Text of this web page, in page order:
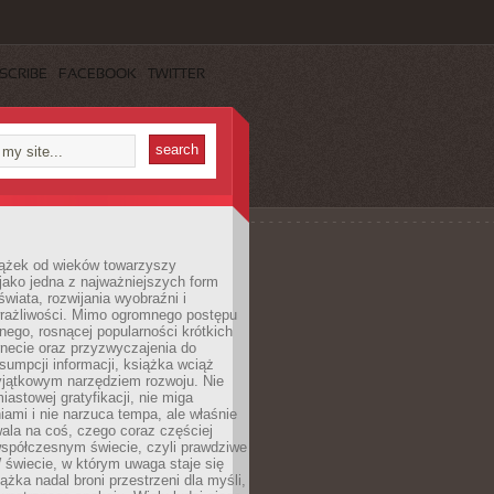
FACEBOOK TWITTER
od wieków towarzyszy
jedna z najważniejszych form
rozwijania wyobraźni i
Mimo ogromnego postępu
rosnącej popularności krótkich
oraz przyzwyczajenia do
informacji, książka wciąż
narzędziem rozwoju. Nie
gratyfikacji, nie miga
i nie narzuca tempa, ale właśnie
na coś, czego coraz częściej
świecie, czyli prawdziwe
świecie, w którym uwaga staje się
nadal broni przestrzeni dla myśli,